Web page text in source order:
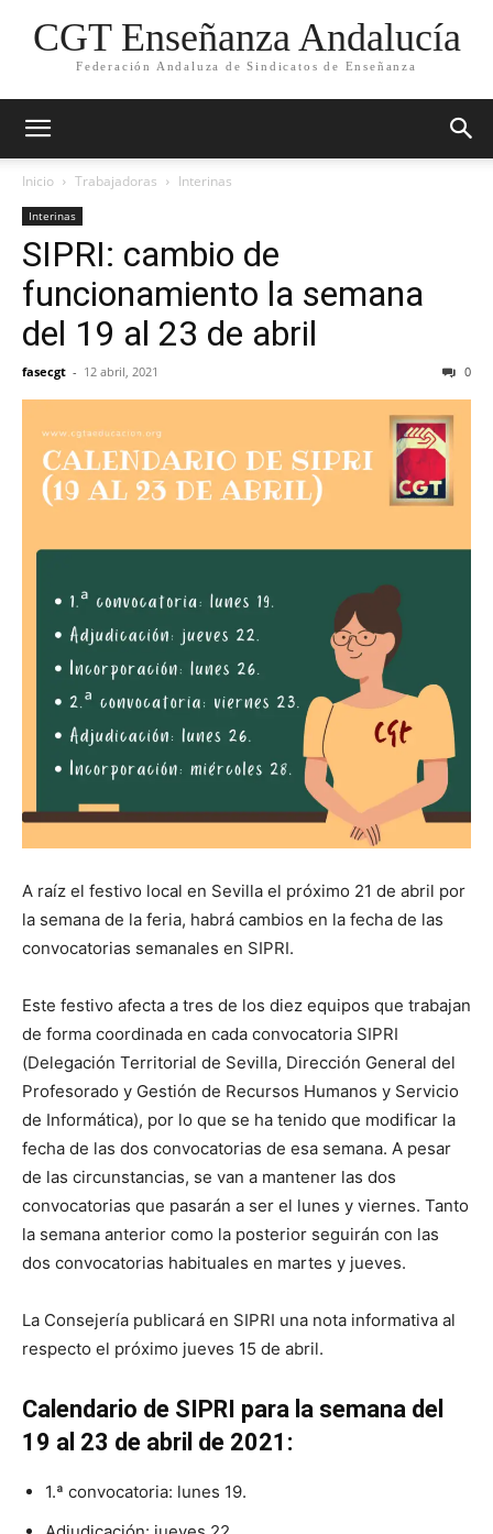
CGT Enseñanza Andalucía
Federación Andaluza de Sindicatos de Enseñanza
Inicio Trabajadoras Interinas
Interinas
SIPRI: cambio de
funcionamiento la semana
del 19 al 23 de abril
fasecgt - 12 abril, 2021 0
A raíz el festivo local en Sevilla el próximo 21 de abril por
la semana de la feria, habrá cambios en la fecha de las
convocatorias semanales en SIPRI.
Este festivo afecta a tres de los diez equipos que trabajan
de forma coordinada en cada convocatoria SIPRI
(Delegación Territorial de Sevilla, Dirección General del
Profesorado y Gestión de Recursos Humanos y Servicio
de Informática), por lo que se ha tenido que modificar la
fecha de las dos convocatorias de esa semana. A pesar
de las circunstancias, se van a mantener las dos
convocatorias que pasarán a ser el lunes y viernes. Tanto
la semana anterior como la posterior seguirán con las
dos convocatorias habituales en martes y jueves.
La Consejería publicará en SIPRI una nota informativa al
respecto el próximo jueves 15 de abril.
Calendario de SIPRI para la semana del
19 al 23 de abril de 2021:
1.ª convocatoria: lunes 19.